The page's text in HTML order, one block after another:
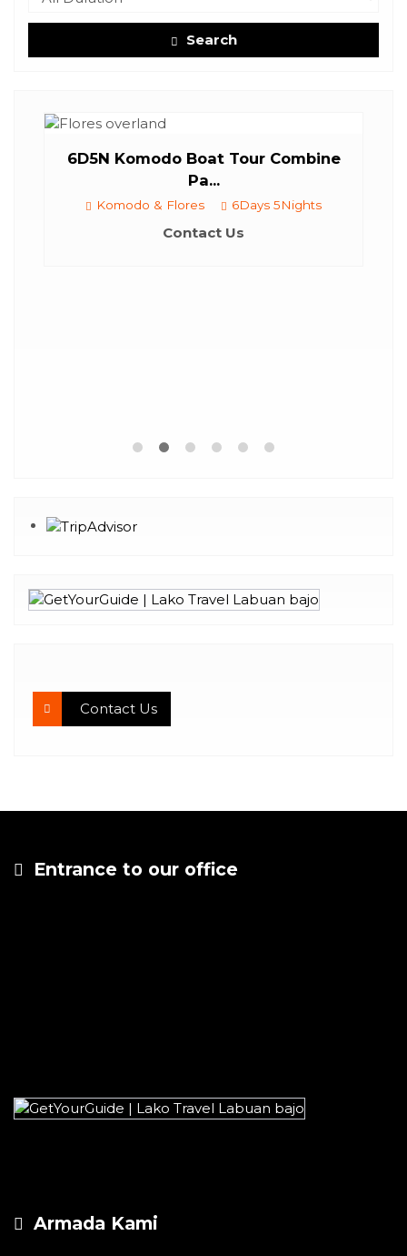
Search
6D5N Komodo Boat Tour Combine
Pa...
Komodo & Flores 6Days 5Nights
Contact Us
Contact Us
Entrance to our office
Armada Kami